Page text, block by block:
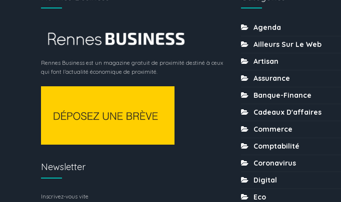
Rennes Business est un magazine gratuit de proximité destiné à ceux
qui font l’actualité économique de proximité.
Newsletter
Inscrivez-vous vite
Agenda
Ailleurs Sur Le Web
Artisan
Assurance
Banque-Finance
Cadeaux D'affaires
Commerce
Comptabilité
Coronavirus
Digital
Eco